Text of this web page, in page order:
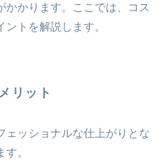
かかります。ここでは、コス
ントを解説します。
リット
ェッショナルな仕上がりとな
。